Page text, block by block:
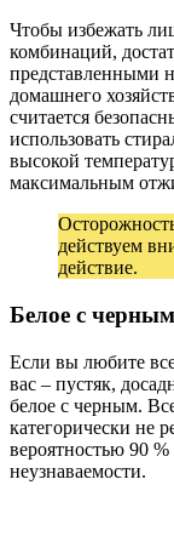
Чтобы избежать
комбинаций,
представленными
домашнего
считается
использовать
высокой
максимальным
действуем
действие.
Белое с черным
Если вы любите
вас – пустяк,
белое с черным.
категорически не
вероятностью 90
неузнаваемости.